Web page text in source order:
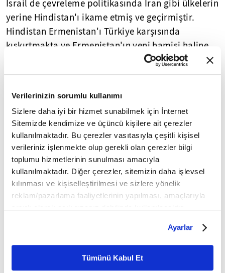
Verilerinizin sorumlu kullanımı
Sizlere daha iyi bir hizmet sunabilmek için İnternet
Sitemizde kendimize ve üçüncü kişilere ait çerezler
kullanılmaktadır. Bu çerezler vasıtasıyla çeşitli kişisel
verileriniz işlenmekte olup gerekli olan çerezler bilgi
toplumu hizmetlerinin sunulması amacıyla
kullanılmaktadır. Diğer çerezler, sitemizin daha işlevsel
kılınması ve kişiselleştirilmesi ve sizlere yönelik
reklam/pazarlama faaliyetlerinin yapılması, amaçlarıyla
belirleyebilirsiniz. Çerezlere ilişkin detaylı bilgi için
Ayarlar butonuna tıklayabilir,Çerez Bilgilendirme
Metnimizi ziyaret edebilirsiniz.
6698 sayılı Kişisel Verilerin Korunması Kanunu uyarınca
Ayarlar
Tümünü Kabul Et
İsrail de çevreleme politikasında İran gibi ülkelerin
yerine Hindistan'ı ikame etmiş ve geçirmiştir.
Hindistan Ermenistan'ı Türkiye karşısında
kışkırtmakta ve Ermenistan'ın yeni hamisi haline
Hindistan'a göre
Türkiye, Pakistan'ın Batı'daki uzantısıdır.
açılımını şöyle ifade etmiştir: "Pakistan,
Türkiye'nin doğudaki vilayetidir..."
Ziya Ül Hak Türkiye ve Türkleri pek severdi. Tarihi
bağlantılar nedeniyle Kenan Evren'i de kucaklamış
ve onunla dostane münasebetler kurmuştur. Lakin
Pakistan Dosyası gibi kimi eserlerde bu dostluk
Amerikan hesabına sayılmakta ve
yorumlanmaktadır. Bunlar çalakalem yapılmış
şekillenmekte ve perspektif kazanmaktadır.